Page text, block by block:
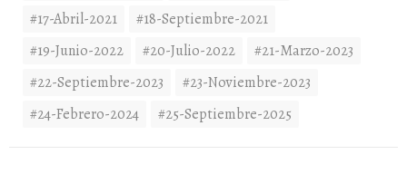
#17-Abril-2021
#18-Septiembre-2021
#19-Junio-2022
#20-Julio-2022
#21-Marzo-2023
#22-Septiembre-2023
#23-Noviembre-2023
#24-Febrero-2024
#25-Septiembre-2025